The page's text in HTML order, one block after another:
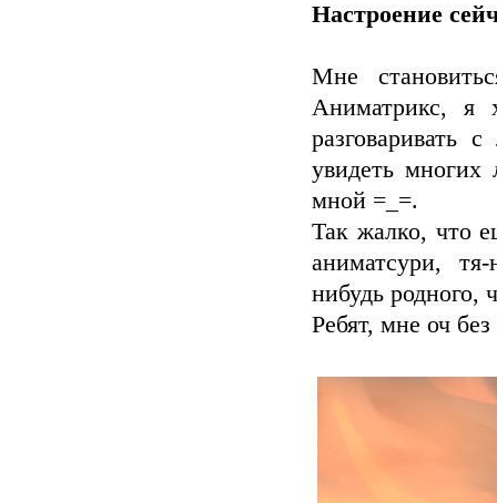
Настроение
Мне
Аниматрикс, я
разговаривать
увидеть
мной =_=.
Так жалко, что
аниматсури,
нибудь родного,
Ребят, мне оч